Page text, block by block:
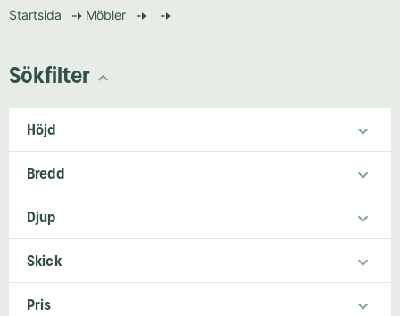
Startsida Möbler
Sökfilter
Höjd
Bredd
Djup
Skick
Pris